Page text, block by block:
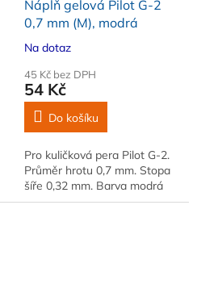
Náplň gelová Pilot G-2
0,7 mm (M), modrá
Na dotaz
45 Kč bez DPH
54 Kč
Do košíku
Pro kuličková pera Pilot G-2.
Průměr hrotu 0,7 mm. Stopa
šíře 0,32 mm. Barva modrá